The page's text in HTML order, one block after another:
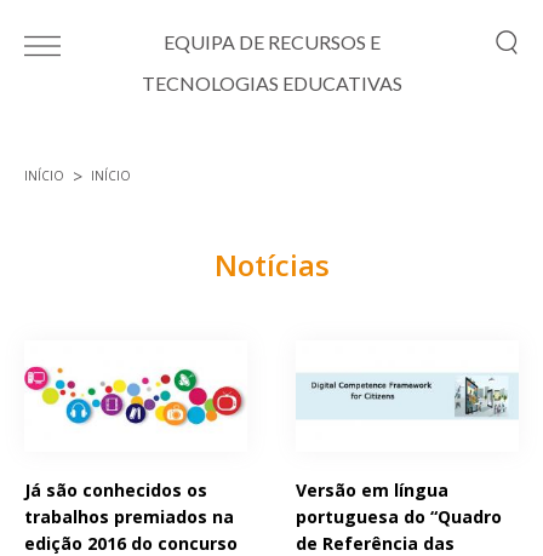
EQUIPA DE RECURSOS E
TECNOLOGIAS EDUCATIVAS
INÍCIO INÍCIO
Notícias
Já são conhecidos os
trabalhos premiados na
edição 2016 do concurso
Versão em língua
portuguesa do “Quadro
de Referência das
Páginas